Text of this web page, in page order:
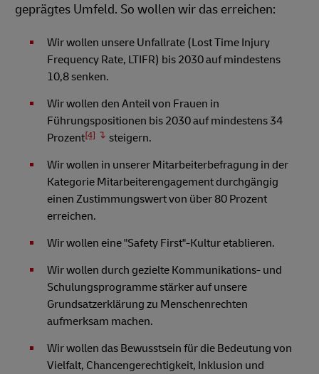
geprägtes Umfeld. So wollen wir das erreichen:
Wir wollen unsere Unfallrate (Lost Time Injury
Frequency Rate, LTIFR) bis 2030 auf mindestens
10,8 senken.
Wir wollen den Anteil von Frauen in
Führungspositionen bis 2030 auf mindestens 34
Prozent[4]
steigern.
Wir wollen in unserer Mitarbeiterbefragung in der
Kategorie Mitarbeiterengagement durchgängig
einen Zustimmungswert von über 80 Prozent
erreichen.
Wir wollen eine "Safety First"-Kultur etablieren.
Wir wollen durch gezielte Kommunikations- und
Schulungsprogramme stärker auf unsere
Grundsatzerklärung zu Menschenrechten
aufmerksam machen.
Wir wollen das Bewusstsein für die Bedeutung von
Vielfalt, Chancengerechtigkeit, Inklusion und